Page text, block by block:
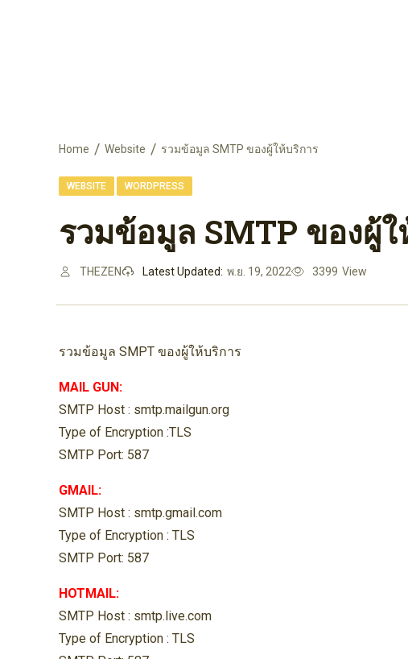
Home Website รวมข้อมูล SMTP ของผู้ให้บริการ
WEBSITE WORDPRESS
รวมข้อมูล SMTP ของผู้ใ
THEZEN Latest Updated: พ.ย. 19, 2022 3399 View
รวมข้อมูล SMPT ของผู้ให้บริการ
MAIL GUN:
SMTP Host : smtp.mailgun.org
Type of Encryption :TLS
SMTP Port: 587
GMAIL:
SMTP Host : smtp.gmail.com
Type of Encryption : TLS
SMTP Port: 587
HOTMAIL:
SMTP Host : smtp.live.com
Type of Encryption : TLS